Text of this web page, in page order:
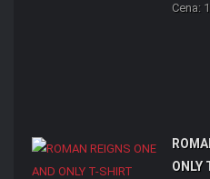
Cena:
ONLY